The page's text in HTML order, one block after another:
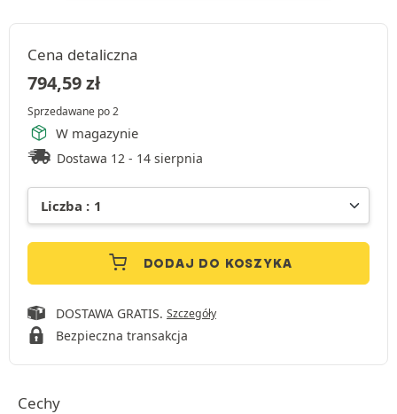
Cena detaliczna
794,59zł
Sprzedawane po 2
W magazynie
Dostawa 12 - 14 sierpnia
DODAJ DO KOSZYKA
DOSTAWA GRATIS. Szczegóły
Bezpieczna transakcja
Cechy